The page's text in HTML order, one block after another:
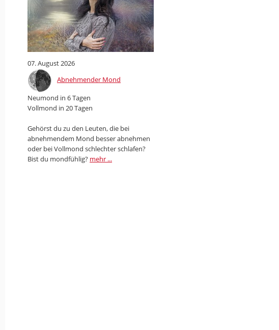
07. August 2026
Abnehmender Mond
Neumond in 6 Tagen
Vollmond in 20 Tagen
Gehörst du zu den Leuten, die bei
abnehmendem Mond besser abnehmen
oder bei Vollmond schlechter schlafen?
Bist du mondfühlig? mehr ...